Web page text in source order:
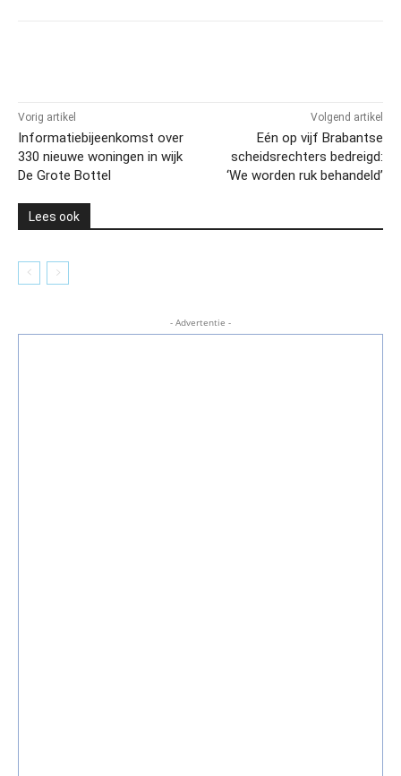
Vorig artikel
Informatiebijeenkomst over
330 nieuwe woningen in wijk
De Grote Bottel
Volgend artikel
Eén op vijf Brabantse
scheidsrechters bedreigd:
‘We worden ruk behandeld’
Lees ook
- Advertentie -